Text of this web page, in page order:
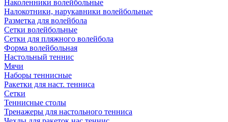
Наколенники волейбольные
Налокотники, нарукавники волейбольные
Разметка для волейбола
Сетки волейбольные
Сетки для пляжного волейбола
Форма волейбольная
Настольный теннис
Мячи
Наборы теннисные
Ракетки для наст. тенниса
Сетки
Теннисные столы
Тренажеры для настольного тенниса